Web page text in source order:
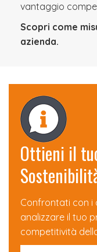
vantaggio
Scopri come
azienda.
Ottieni il
Confrontati con i
analizzare il tuo
competitività